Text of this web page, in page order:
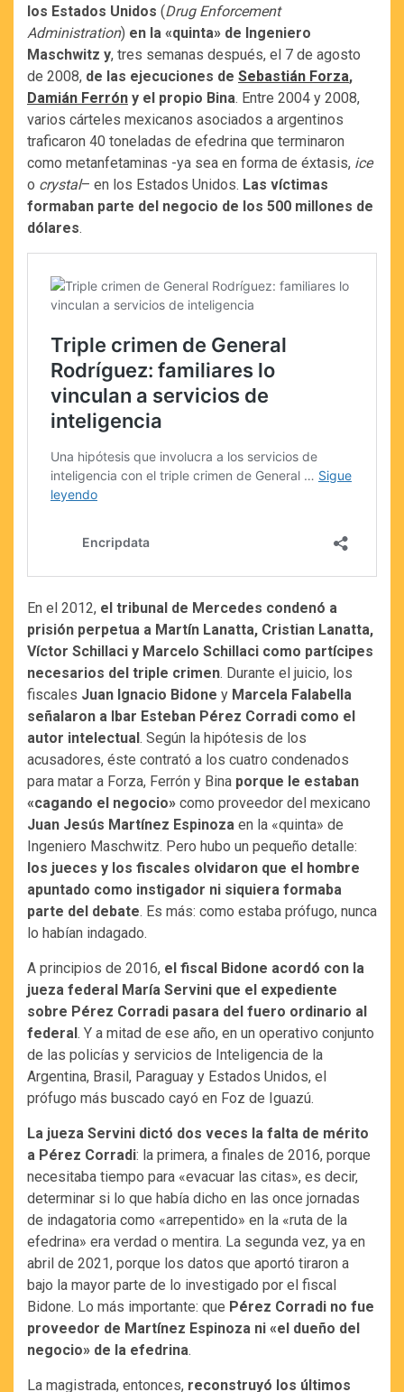
los Estados Unidos (Drug Enforcement
Administration) en la «quinta» de Ingeniero
Maschwitz y, tres semanas después, el 7 de agosto
de 2008, de las ejecuciones de Sebastián Forza,
Damián Ferrón y el propio Bina. Entre 2004 y 2008,
varios cárteles mexicanos asociados a argentinos
traficaron 40 toneladas de efedrina que terminaron
como metanfetaminas -ya sea en forma de éxtasis, ice
o crystal– en los Estados Unidos. Las víctimas
formaban parte del negocio de los 500 millones de
dólares.
En el 2012, el tribunal de Mercedes condenó a
prisión perpetua a Martín Lanatta, Cristian Lanatta,
Víctor Schillaci y Marcelo Schillaci como partícipes
necesarios del triple crimen. Durante el juicio, los
fiscales Juan Ignacio Bidone y Marcela Falabella
señalaron a Ibar Esteban Pérez Corradi como el
autor intelectual. Según la hipótesis de los
acusadores, éste contrató a los cuatro condenados
para matar a Forza, Ferrón y Bina porque le estaban
«cagando el negocio» como proveedor del mexicano
Juan Jesús Martínez Espinoza en la «quinta» de
Ingeniero Maschwitz. Pero hubo un pequeño detalle:
los jueces y los fiscales olvidaron que el hombre
apuntado como instigador ni siquiera formaba
parte del debate. Es más: como estaba prófugo, nunca
lo habían indagado.
A principios de 2016, el fiscal Bidone acordó con la
jueza federal María Servini que el expediente
sobre Pérez Corradi pasara del fuero ordinario al
federal. Y a mitad de ese año, en un operativo conjunto
de las policías y servicios de Inteligencia de la
Argentina, Brasil, Paraguay y Estados Unidos, el
prófugo más buscado cayó en Foz de Iguazú.
La jueza Servini dictó dos veces la falta de mérito
a Pérez Corradi: la primera, a finales de 2016, porque
necesitaba tiempo para «evacuar las citas», es decir,
determinar si lo que había dicho en las once jornadas
de indagatoria como «arrepentido» en la «ruta de la
efedrina» era verdad o mentira. La segunda vez, ya en
abril de 2021, porque los datos que aportó tiraron a
bajo la mayor parte de lo investigado por el fiscal
Bidone. Lo más importante: que Pérez Corradi no fue
proveedor de Martínez Espinoza ni «el dueño del
negocio» de la efedrina.
La magistrada, entonces, reconstruyó los últimos